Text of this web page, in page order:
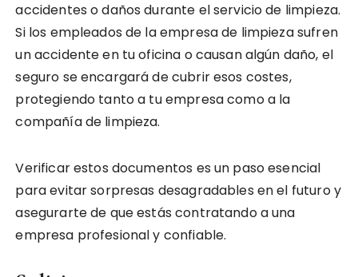
accidentes o daños durante el servicio de limpieza.
Si los empleados de la empresa de limpieza sufren
un accidente en tu oficina o causan algún daño, el
seguro se encargará de cubrir esos costes,
protegiendo tanto a tu empresa como a la
compañía de limpieza.
Verificar estos documentos es un paso esencial
para evitar sorpresas desagradables en el futuro y
asegurarte de que estás contratando a una
empresa profesional y confiable.